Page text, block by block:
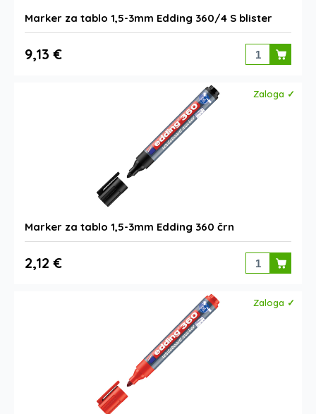
Marker za tablo 1,5-3mm Edding 360/4 S blister
9,13 €
Zaloga ✓
Marker za tablo 1,5-3mm Edding 360 črn
2,12 €
Zaloga ✓